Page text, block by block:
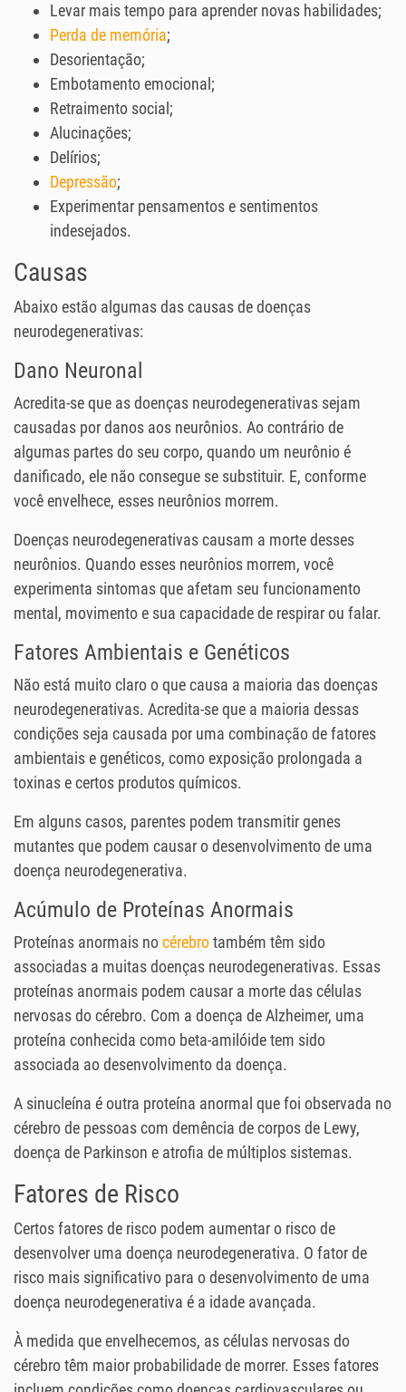
Levar mais tempo para aprender novas habilidades;
Perda de memória;
Desorientação;
Embotamento emocional;
Retraimento social;
Alucinações;
Delírios;
Depressão;
Experimentar pensamentos e sentimentos
indesejados.
Causas
Abaixo estão algumas das causas de doenças
neurodegenerativas:
Dano Neuronal
Acredita-se que as doenças neurodegenerativas sejam
causadas por danos aos neurônios. Ao contrário de
algumas partes do seu corpo, quando um neurônio é
danificado, ele não consegue se substituir. E, conforme
você envelhece, esses neurônios morrem.
Doenças neurodegenerativas causam a morte desses
neurônios. Quando esses neurônios morrem, você
experimenta sintomas que afetam seu funcionamento
mental, movimento e sua capacidade de respirar ou falar.
Fatores Ambientais e Genéticos
Não está muito claro o que causa a maioria das doenças
neurodegenerativas. Acredita-se que a maioria dessas
condições seja causada por uma combinação de fatores
ambientais e genéticos, como exposição prolongada a
toxinas e certos produtos químicos.
Em alguns casos, parentes podem transmitir genes
mutantes que podem causar o desenvolvimento de uma
doença neurodegenerativa.
Acúmulo de Proteínas Anormais
Proteínas anormais nocérebrotambém têm sido
associadas a muitas doenças neurodegenerativas. Essas
proteínas anormais podem causar a morte das células
nervosas do cérebro. Com a doença de Alzheimer, uma
proteína conhecida como beta-amilóide tem sido
associada ao desenvolvimento da doença.
A sinucleína é outra proteína anormal que foi observada no
cérebro de pessoas com demência de corpos de Lewy,
doença de Parkinson e atrofia de múltiplos sistemas.
Fatores de Risco
Certos fatores de risco podem aumentar o risco de
desenvolver uma doença neurodegenerativa. O fator de
risco mais significativo para o desenvolvimento de uma
doença neurodegenerativa é a idade avançada.
À medida que envelhecemos, as células nervosas do
cérebro têm maior probabilidade de morrer. Esses fatores